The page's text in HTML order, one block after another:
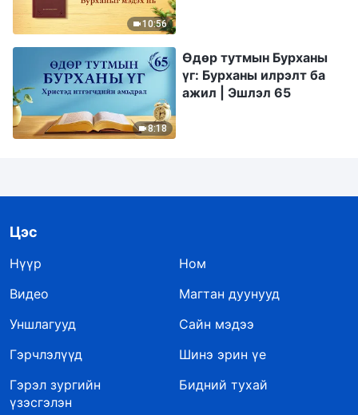
10:56
8:18
Өдөр тутмын Бурханы
үг: Бурханы илрэлт ба
ажил | Эшлэл 65
Цэс
Нүүр
Ном
Видео
Магтан дуунууд
Уншлагууд
Сайн мэдээ
Гэрчлэлүүд
Шинэ эрин үе
Гэрэл зургийн
үзэсгэлэн
Бидний тухай